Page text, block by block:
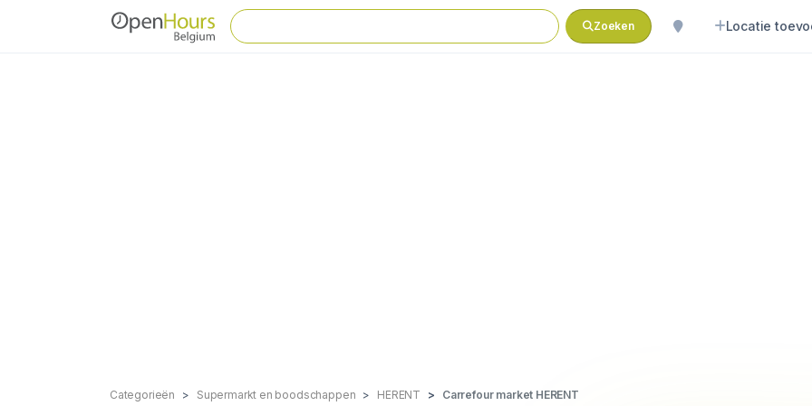
Zoeken Locatie
Categorieën Supermarkt en boodschappen HERENT Carrefour market HERENT